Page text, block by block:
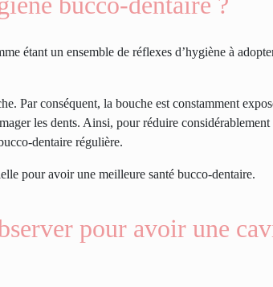
étant un ensemble de réflexes d’hygiène à
Par conséquent, la bouche est constamment
les dents. Ainsi, pour réduire
dentaire régulière.
pour avoir une meilleure santé bucco-dentaire.
pour avoir une